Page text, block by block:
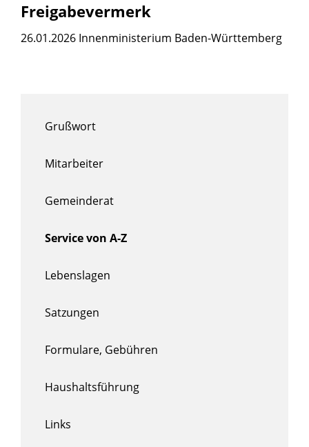
Freigabevermerk
26.01.2026 Innenministerium Baden-Württemberg
Grußwort
Mitarbeiter
Gemeinderat
Service von A-Z
Lebenslagen
Satzungen
Formulare, Gebühren
Haushaltsführung
Links